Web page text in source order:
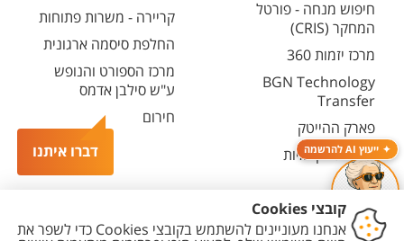
דברו איתנו ייעוץ AI להרשמה
חיפוש מנחה - פורטל
המחקר (CRIS)
מרכז יזמות 360
BGN Technology
Transfer
פארק ההייטק
משרות אקדמיות
קריירה - משרות פתוחות
החלפת סיסמה ארגונית
מרכז הספורט והנופש
ע"ש סילבן אדמס
חירום